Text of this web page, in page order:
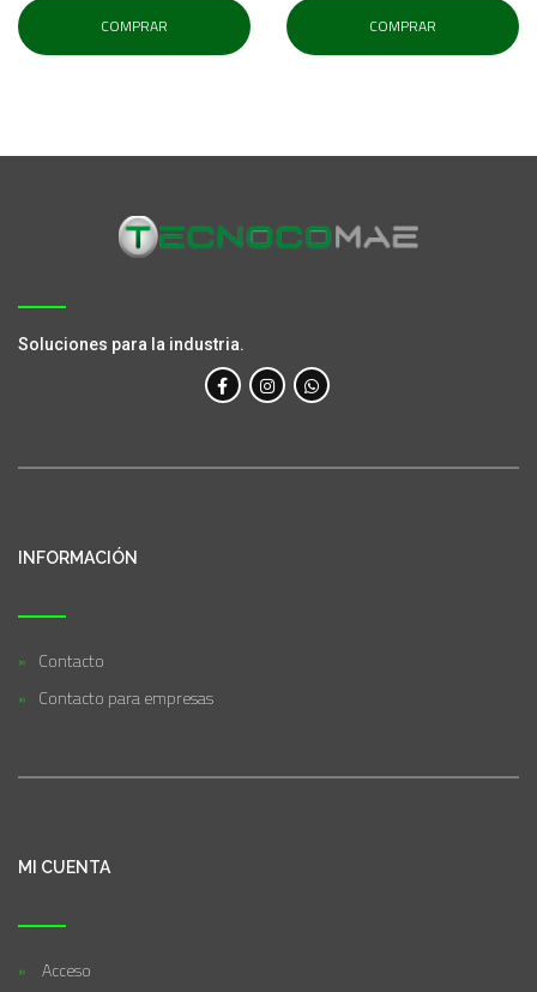
COMPRAR COMPRAR
Soluciones para la industria.
INFORMACIÓN
Contacto
Contacto para empresas
MI CUENTA
Acceso